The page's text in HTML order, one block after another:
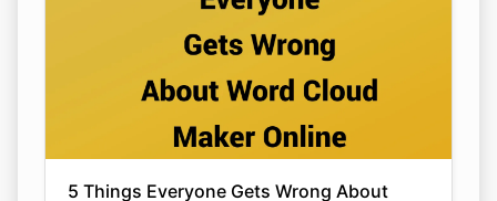
5 Things Everyone Gets Wrong About